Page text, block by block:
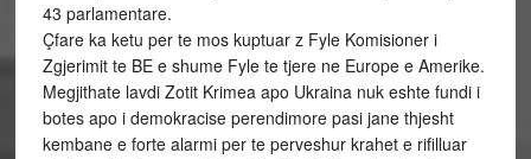
43 parlamentare.
Çfare ka ketu per te mos kuptuar z Fyle Komisioner i
Zgjerimit te BE e shume Fyle te tjere ne Europe e Amerike.
Megjithate lavdi Zotit Krimea apo Ukraina nuk eshte fundi i
botes apo i demokracise perendimore pasi jane thjesht
kembane e forte alarmi per te perveshur krahet e rifilluar